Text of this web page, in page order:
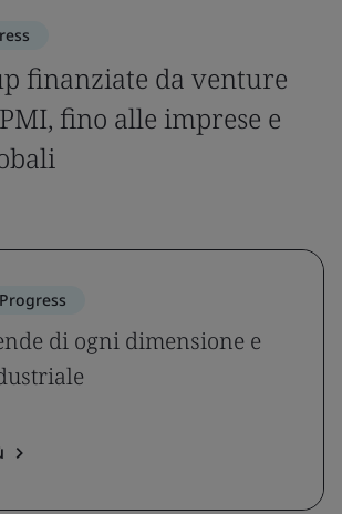
finanziate da venture
fino alle imprese e
di ogni dimensione e